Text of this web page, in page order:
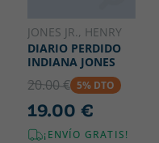
JONES JR., HENRY
DIARIO PERDIDO
INDIANA JONES
20.00 € 5% DTO
19.00 €
¡ENVÍO GRATIS!